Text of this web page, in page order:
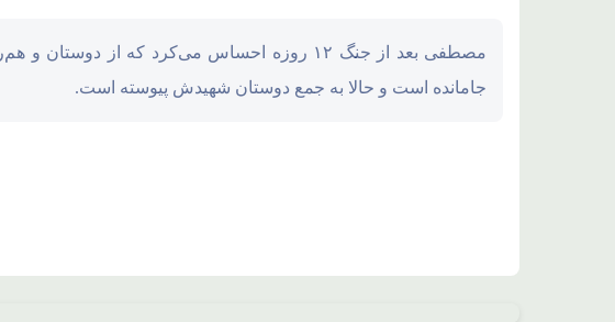
وداع با رهبر شهید انقلاب؛ 13 تیر در تهران/ تشییع در قم و تدفین در مشهد
محل استقرار جنگنده های F35، F15، F16 آمریکایی منهدم شد
مصطفی بعد از جنگ ۱۲ روزه احساس می‌کرد که از دوستان
جامانده است و حالا به جمع دوستان شهیدش پیوسته است.